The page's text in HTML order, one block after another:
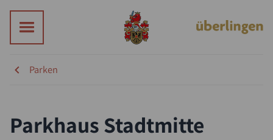
Parken
Parkhaus Stadtmitte